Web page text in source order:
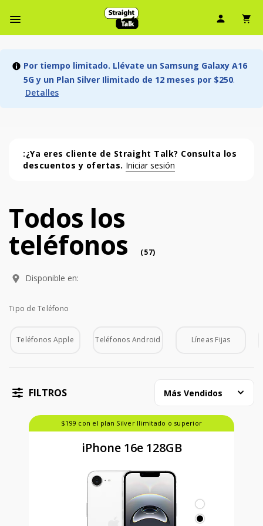
Menú de barra de navegación
Ícono
Por tiempo limitado. Llévate un Samsung Galaxy A16
5G y un Plan Silver Ilimitado de 12 meses por $250.
Detalles
:¿Ya eres cliente de Straight Talk? Consulta los
descuentos y ofertas. Iniciar sesión
Todos los teléfonos (57 phone )
Todos los
teléfonos (57)
Disponible en:
Tipo de Teléfono
Teléfonos Apple Teléfonos Android Líneas Fijas
FILTROS Más Vendidos
$199 con el plan Silver Ilimitado o superior
iPhone 16e 128GB